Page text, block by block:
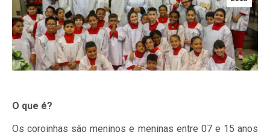
O que é?
Os coroinhas são meninos e meninas entre 07 e 15 anos